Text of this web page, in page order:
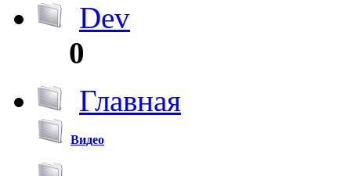
Dev
0
Главная
Видео